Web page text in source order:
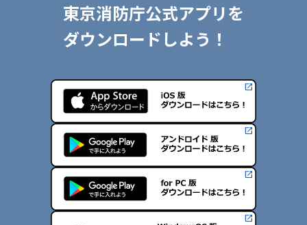
東京消防庁公式アプリを
ダウンロードしよう！